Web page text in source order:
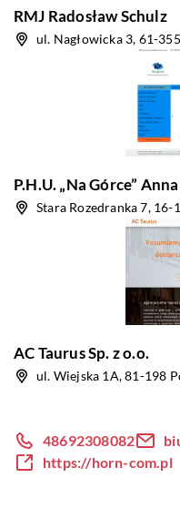
RMJ Radosław Schulz
ul. Nagłowicka 3, 61-
P.H.U. „Na Górce”
Stara Rozedranka 7, 16-
AC Taurus Sp. z o.o.
ul. Wiejska 1A, 81-198
48692308082
https://horn-com.pl